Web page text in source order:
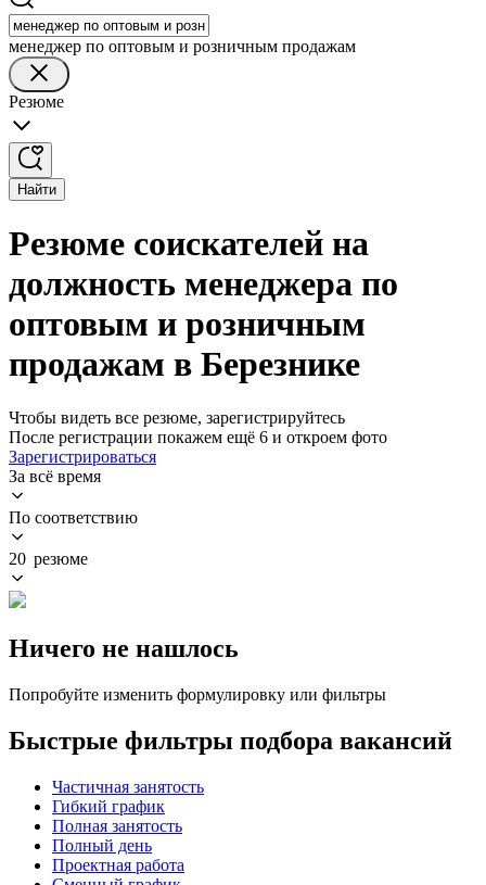
менеджер по оптовым и розничным продажам
Резюме
Найти
Резюме соискателей на
должность менеджера по
оптовым и розничным
продажам в Березнике
Чтобы видеть все резюме, зарегистрируйтесь
После регистрации покажем ещё 6 и откроем фото
Зарегистрироваться
За всё время
По соответствию
20 резюме
Ничего не нашлось
Попробуйте изменить формулировку или фильтры
Быстрые фильтры подбора вакансий
Частичная занятость
Гибкий график
Полная занятость
Полный день
Проектная работа